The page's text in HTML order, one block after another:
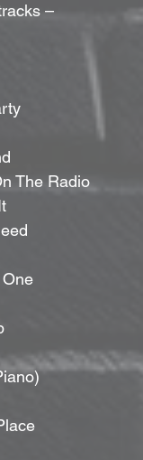
–
The Radio
One